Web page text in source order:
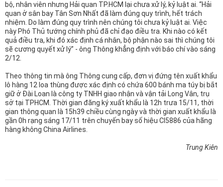
bộ, nhân viên nhưng Hải quan TP.HCM lại chưa xử lý, kỷ luật ai. “Hải
quan ở sân bay Tân Sơn Nhất đã làm đúng quy trình, hết trách
nhiệm. Do làm đúng quy trình nên chúng tôi chưa kỷ luật ai. Việc
này Phó Thủ tướng chính phủ đã chỉ đạo điều tra. Khi nào có kết
quả điều tra, khi đó xác định cá nhân, bộ phận nào sai thì chúng tôi
sẽ cương quyết xử lý” - ông Thông khẳng định với báo chí vào sáng
2/12.
Theo thông tin mà ông Thông cung cấp, đơn vị đứng tên xuất khẩu
lô hàng 12 loa thùng được xác định có chứa 600 bánh ma túy bị bắt
giữ ở Đài Loan là công ty TNHH giao nhận và vận tải Long Vân, trụ
sở tại TPHCM. Thời gian đăng ký xuất khẩu là 12h trưa 15/11, thời
gian thông quan là 15h39 chiều cùng ngày và thời gian xuất khẩu là
gần 0h rạng sáng 17/11 trên chuyến bay số hiệu CI5886 của hãng
hàng không China Airlines.
Trung Kiên